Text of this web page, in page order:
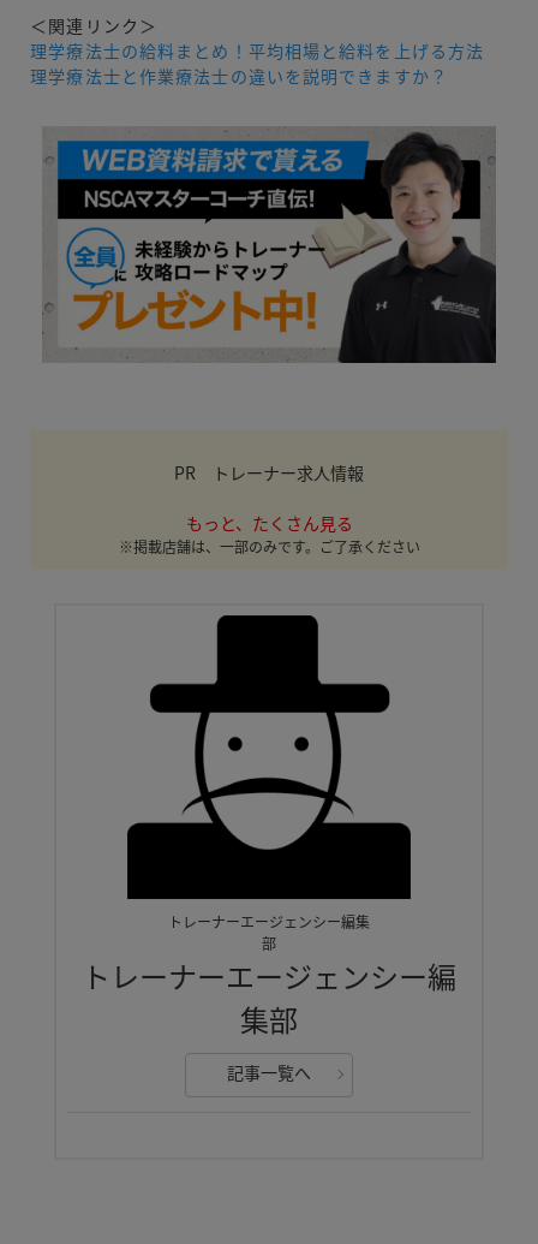
＜関連リンク＞
理学療法士の給料まとめ！平均相場と給料を上げる方法
理学療法士と作業療法士の違いを説明できますか？
PR トレーナー求人情報
もっと、たくさん見る
※掲載店舗は、一部のみです。ご了承ください
トレーナーエージェンシー編集
部
トレーナーエージェンシー編
集部
記事一覧へ